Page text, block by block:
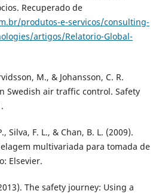
Recuperado de
produtos-e-servicos/consulting-
artigos/Relatorio-Global-
M., & Johansson, C. R.
Swedish air traffic control. Safety
Silva, F. L., & Chan, B. L. (2009).
multivariada para tomada de
Elsevier.
The safety journey: Using a